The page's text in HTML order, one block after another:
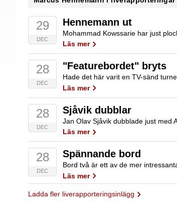
29
DEC
Hennemann ut
Läs mer
28
DEC
"Featurebordet" bryts
Läs mer
28
DEC
Sjåvik dubblar
Läs mer
28
DEC
Spännande bord
Läs mer
Ladda fler liverapporteringsinlägg